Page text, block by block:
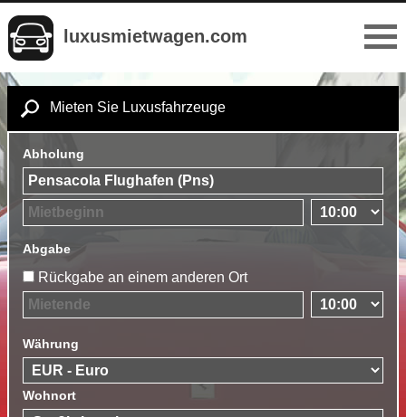
luxusmietwagen.com
Mieten Sie Luxusfahrzeuge
Abholung
Abgabe
Rückgabe an einem anderen Ort
Währung
Wohnort